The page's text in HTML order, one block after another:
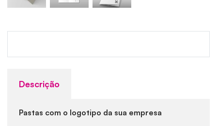
Descrição
Pastas com o logotipo da sua empresa